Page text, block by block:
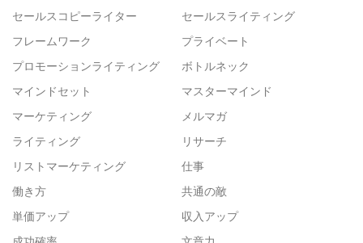
セールスコピーライター
セールスライティング
フレームワーク
プライベート
プロモーションライティング
ボトルネック
マインドセット
マスターマインド
マーケティング
メルマガ
ライティング
リサーチ
リストマーケティング
仕事
働き方
共通の敵
単価アップ
収入アップ